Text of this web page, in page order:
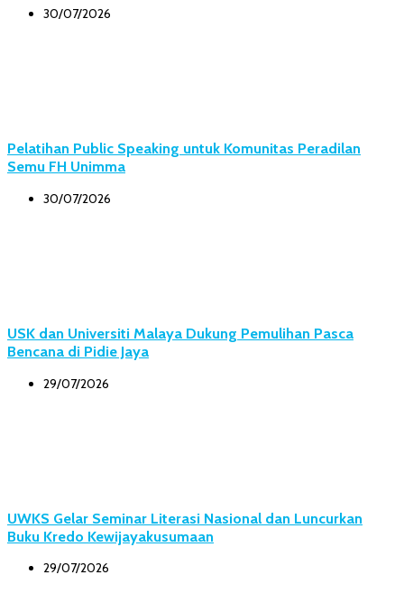
30/07/2026
Pelatihan Public Speaking untuk Komunitas Peradilan
Semu FH Unimma
30/07/2026
USK dan Universiti Malaya Dukung Pemulihan Pasca
Bencana di Pidie Jaya
29/07/2026
UWKS Gelar Seminar Literasi Nasional dan Luncurkan
Buku Kredo Kewijayakusumaan
29/07/2026